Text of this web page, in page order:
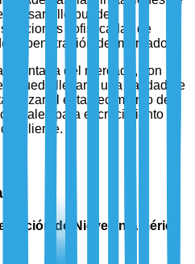
desarrollo pueden
sofisticadas de
la penetración del mercado.
del mercado, con
puede llevar a una calidad de
el establecimiento de
para el crecimiento de
cliente.
de Nieve en América